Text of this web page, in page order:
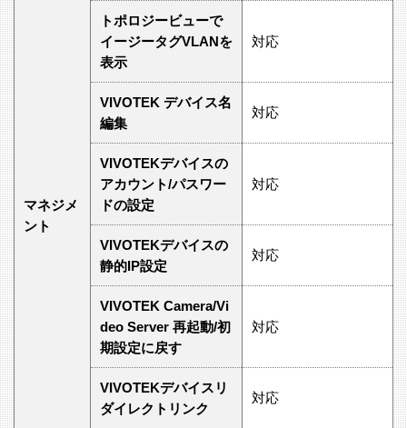
マネジメ
ント
トポロジービューで
イージータグVLANを
表示
対応
VIVOTEK デバイス名
編集
対応
VIVOTEKデバイスの
アカウント/パスワー
ドの設定
対応
VIVOTEKデバイスの
静的IP設定
対応
VIVOTEK Camera/Vi
deo Server 再起動/初
期設定に戻す
対応
VIVOTEKデバイスリ
ダイレクトリンク
対応